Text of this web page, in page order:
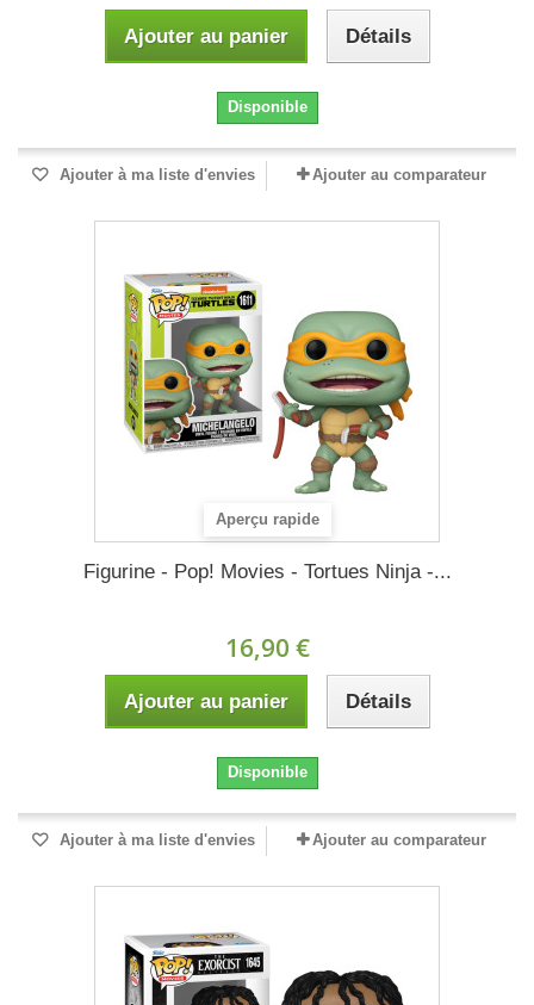
Ajouter au panier Détails
Disponible
Ajouter à ma liste d'envies Ajouter au comparateur
Aperçu rapide
Figurine - Pop! Movies - Tortues Ninja -...
16,90 €
Ajouter au panier Détails
Disponible
Ajouter à ma liste d'envies Ajouter au comparateur